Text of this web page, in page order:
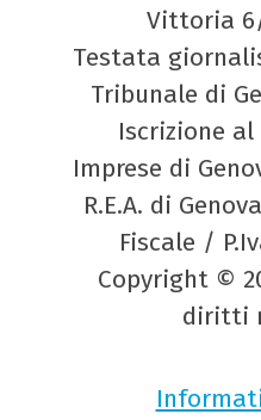
Vittoria
Testata
Tribunale di
Iscrizione
Imprese di
R.E.A. di
Fiscale /
Copyright ©
diritti